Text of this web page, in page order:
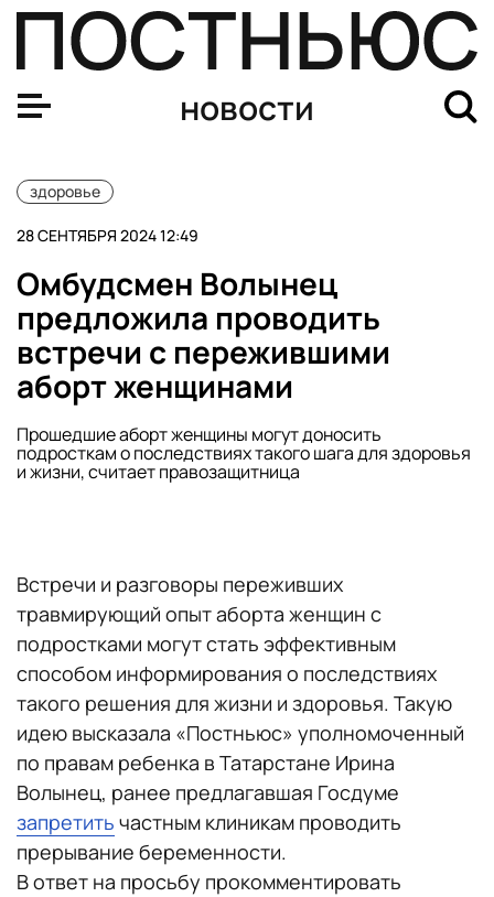
новости
здоровье
28 СЕНТЯБРЯ 2024 12:49
Омбудсмен Волынец
предложила проводить
встречи с пережившими
аборт женщинами
Прошедшие аборт женщины могут доносить
подросткам о последствиях такого шага для здоровья
и жизни, считает правозащитница
Встречи и разговоры переживших
травмирующий опыт аборта женщин с
подростками могут стать эффективным
способом информирования о последствиях
такого решения для жизни и здоровья. Такую
идею высказала «Постньюс» уполномоченный
по правам ребенка в Татарстане Ирина
Волынец, ранее предлагавшая Госдуме
запретить частным клиникам проводить
прерывание беременности.
В ответ на просьбу прокомментировать
Эпидемиологи рассказали, чем новый штамм